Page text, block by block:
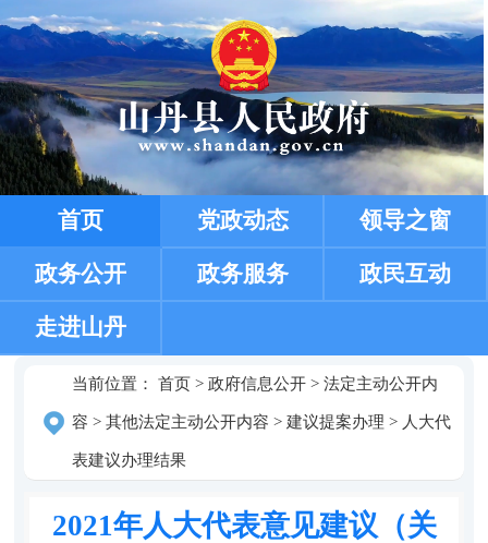
首页 党政动态 领导之窗
政务公开 政务服务 政民互动
走进山丹
当前位置： 首页> 政府信息公开> 法定主动公开内
容 > 其他法定主动公开内容 > 建议提案办理 > 人大代
表建议办理结果
2021年人大代表意见建议（关